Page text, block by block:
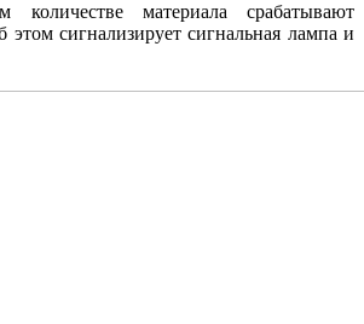
количестве материала срабатывают
этом сигнализирует сигнальная лампа и